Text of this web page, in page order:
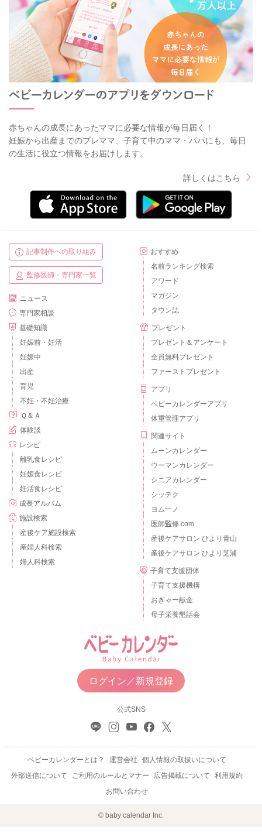
赤ちゃんの成長にあったママに必要な情報が毎日届く！
妊娠から出産までのプレママ、子育て中のママ・パパにも、毎日
の生活に役立つ情報をお届けします。
詳しくはこちら
記事制作への取り組み
監修医師・専門家一覧
ニュース
専門家相談
基礎知識
妊娠前・妊活
妊娠中
出産
育児
不妊・不妊治療
Ｑ＆Ａ
体験談
レシピ
離乳食レシピ
妊娠食レシピ
妊活食レシピ
成長アルバム
施設検索
産後ケア施設検索
産婦人科検索
婦人科検索
おすすめ
名前ランキング検索
アワード
マガジン
タウン誌
プレゼント
プレゼント＆アンケート
全員無料プレゼント
ファーストプレゼント
アプリ
ベビーカレンダーアプリ
体重管理アプリ
関連サイト
ムーンカレンダー
ウーマンカレンダー
シニアカレンダー
シッテク
ヨムーノ
医師監修.com
産後ケアサロン ひより青山
産後ケアサロン ひより芝浦
子育て支援団体
子育て支援機構
おぎゃー献金
母子栄養懇話会
ログイン／新規登録
公式SNS
ベビーカレンダーとは？ 運営会社
個人情報の取扱いについて
外部送信について
ご利用のルールとマナー 広告掲載について
利用規約
お問い合わせ
© baby calendar Inc.